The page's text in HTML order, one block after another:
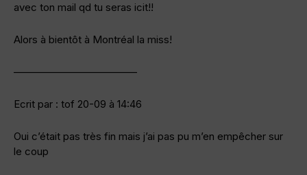
avec ton mail qd tu seras icit!!
Alors à bientôt à Montréal la miss!
————————————
Ecrit par : tof 20-09 à 14:46
Oui c’était pas très fin mais j’ai pas pu m’en empêcher sur
le coup